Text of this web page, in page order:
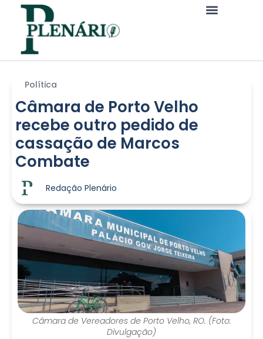
Política
Câmara de Porto Velho
recebe outro pedido de
cassação de Marcos
Combate
Redação Plenário
Câmara de Vereadores de Porto Velho, RO. (Foto:
Divulgação)